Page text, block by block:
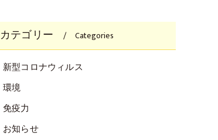
カテゴリー Categories
新型コロナウィルス
環境
免疫力
お知らせ